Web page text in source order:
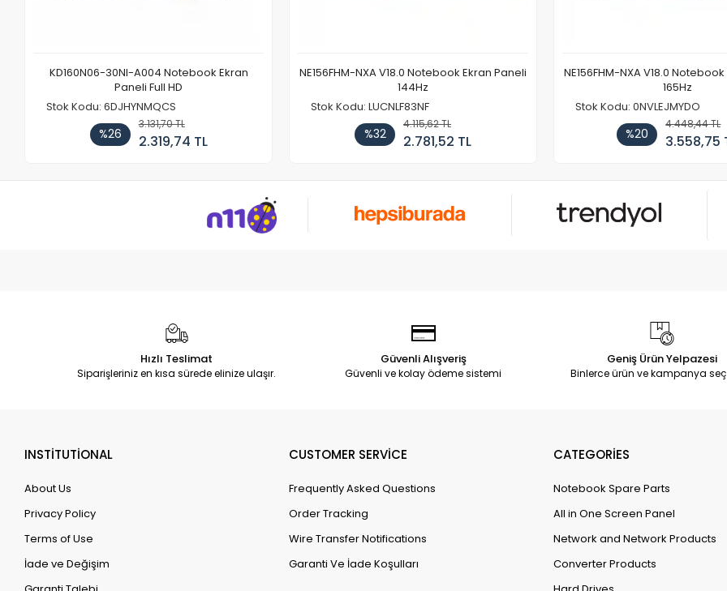
KD160N06-30NI-A004 Notebook Ekran
Paneli Full HD
Stok Kodu: 6DJHYNMQCS
%26
3.131,70 TL
2.319,74 TL
NE156FHM-NXA V18.0 Notebook Ekran Paneli
144Hz
Stok Kodu: LUCNLF83NF
%32
4.115,62 TL
2.781,52 TL
NE156FHM-NXA V18.0
165Hz
Stok Kodu: 0NVLEJMYDO
%20
4.448,44 TL
3.558,75
Hızlı Teslimat
Siparişleriniz en kısa sürede elinize ulaşır.
Güvenli Alışveriş
Güvenli ve kolay ödeme sistemi
Geniş Ürün Yelpazesi
Binlerce ürün ve kampanya
INSTİTUTİONAL
About Us
Privacy Policy
Terms of Use
İade ve Değişim
CUSTOMER SERVİCE
Frequently Asked Questions
Order Tracking
Wire Transfer Notifications
Garanti Ve İade Koşulları
CATEGORİES
Notebook Spare Parts
All in One Screen Panel
Network and Network Products
Converter Products